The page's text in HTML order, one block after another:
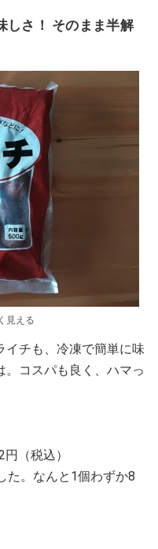
しさ！ そのまま半解
見える
イチも、冷凍で簡単に味
コスパも良く、ハマっ
（税込）
た。なんと1個わずか8